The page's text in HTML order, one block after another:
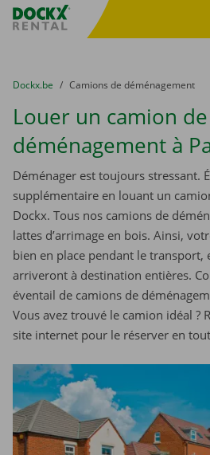
sitename
You are here:
du
Dockx.be to
Camions de déménagement
Louer un camion de
déménagement à
Déménager est toujours stressant.
supplémentaire en louant un
Dockx. Tous nos camions de
lattes d’arrimage en bois. Ainsi,
bien en place pendant le transport,
arriveront à destination entières.
éventail de camions de
Vous avez trouvé le camion idéal ?
site internet pour le réserver en